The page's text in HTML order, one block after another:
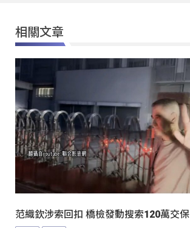
相關文章
范織欽涉索回扣 橋檢發動搜索120萬交保